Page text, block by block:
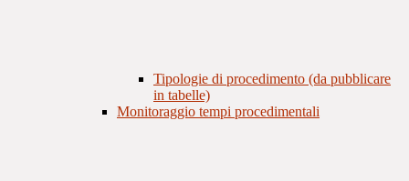
Tipologie di procedimento (da pubblicare
in tabelle)
Monitoraggio tempi procedimentali